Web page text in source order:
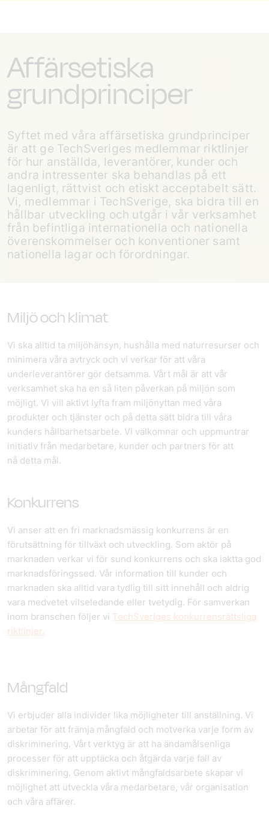
Affärsetiska
grundprinciper
Syftet med våra affärsetiska grundprinciper
är att ge TechSveriges medlemmar riktlinjer
för hur anställda, leverantörer, kunder och
andra intressenter ska behandlas på ett
lagenligt, rättvist och etiskt acceptabelt sätt.
Vi, medlemmar i TechSverige, ska bidra till en
hållbar utveckling och utgår i vår verksamhet
från befintliga internationella och nationella
överenskommelser och konventioner samt
nationella lagar och förordningar.
Miljö och klimat
Vi ska alltid ta miljöhänsyn, hushålla med naturresurser och
minimera våra avtryck och vi verkar för att våra
underleverantörer gör detsamma. Vårt mål är att vår
verksamhet ska ha en så liten påverkan på miljön som
möjligt. Vi vill aktivt lyfta fram miljönyttan med våra
produkter och tjänster och på detta sätt bidra till våra
kunders hållbarhetsarbete. Vi välkomnar och uppmuntrar
initiativ från medarbetare, kunder och partners för att
nå detta mål.
Konkurrens
Vi anser att en fri marknadsmässig konkurrens är en
förutsättning för tillväxt och utveckling. Som aktör på
marknaden verkar vi för sund konkurrens och ska iaktta god
marknadsföringssed. Vår information till kunder och
marknaden ska alltid vara tydlig till sitt innehåll och aldrig
vara medvetet vilseledande eller tvetydig. För samverkan
inom branschen följer vi TechSveriges konkurrensrättsliga
riktlinjer.
Mångfald
Vi erbjuder alla individer lika möjligheter till anställning. Vi
arbetar för att främja mångfald och motverka varje form av
diskriminering. Vårt verktyg är att ha ändamålsenliga
processer för att upptäcka och åtgärda varje fall av
diskriminering. Genom aktivt mångfaldsarbete skapar vi
möjlighet att utveckla våra medarbetare, vår organisation
och våra affärer.